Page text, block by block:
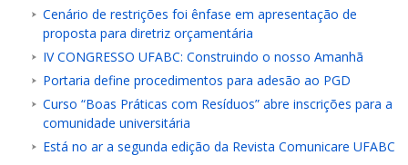
Cenário de restrições foi ênfase em apresentação de
proposta para diretriz orçamentária
IV CONGRESSO UFABC: Construindo o nosso Amanhã
Portaria define procedimentos para adesão ao PGD
Curso “Boas Práticas com Resíduos” abre inscrições para a
comunidade universitária
Está no ar a segunda edição da Revista Comunicare UFABC